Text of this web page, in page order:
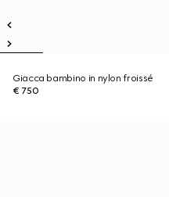
Giacca bambino in nylon froissé
€ 750